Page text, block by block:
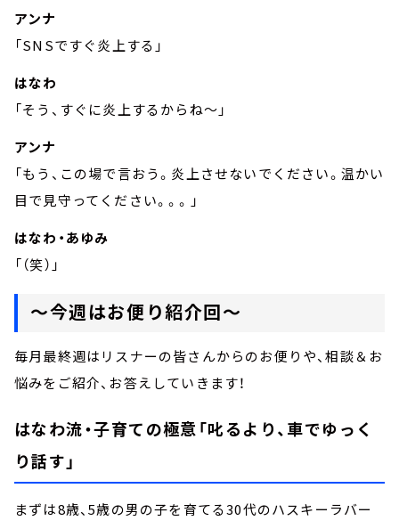
アンナ
「SNSですぐ炎上する」
はなわ
「そう、すぐに炎上するからね～」
アンナ
「もう、この場で言おう。炎上させないでください。温かい
目で見守ってください。。。」
はなわ・あゆみ
「（笑）」
～今週はお便り紹介回～
毎月最終週はリスナーの皆さんからのお便りや、相談＆お
悩みをご紹介、お答えしていきます！
はなわ流・子育ての極意「叱るより、車でゆっく
り話す」
まずは8歳、5歳の男の子を育てる30代のハスキーラバー